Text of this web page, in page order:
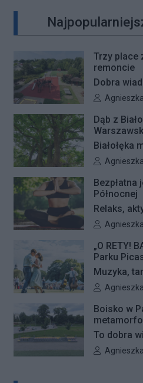
Trzy place
remoncie
Dobra
się
placach
Autor
Dąb z
Białołęka
finałowej
się
rosnący
o
Autor
Bezpłatna
Północnej
Relaks,
wyjątkowa
Fitness
Autor
„O RETY!
Parku
Muzyka,
atmosfera
Autor
Boisko w
To dobra
Autor